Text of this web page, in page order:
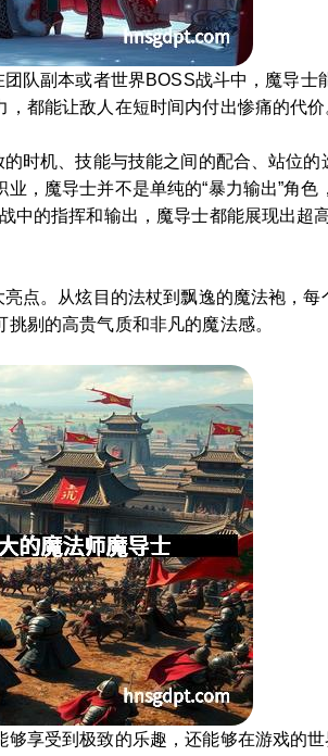
队副本或者世界BOSS战斗中，魔导士
都能让敌人在短时间内付出惨痛的代价
时机、技能与技能之间的配合、站位
，魔导士并不是单纯的“暴力输出”角
的指挥和输出，魔导士都能展现出超
点。从炫目的法杖到飘逸的魔法袍，
剔的高贵气质和非凡的魔法感。
享受到极致的乐趣，还能够在游戏的